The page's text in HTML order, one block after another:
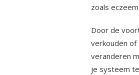
zoals
Door de
verkouden of
veranderen
je systeem